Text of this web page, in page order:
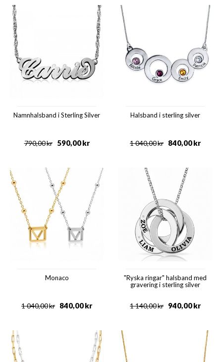
Namnhalsband i Sterling Silver
kr
790,00 kr
590,00
Halsband i sterling silver
kr
1 040,00 kr
840,00
Monaco
kr
1 040,00 kr
840,00
"Ryska ringar" halsband med
gravering i sterling silver
kr
1 140,00 kr
940,00